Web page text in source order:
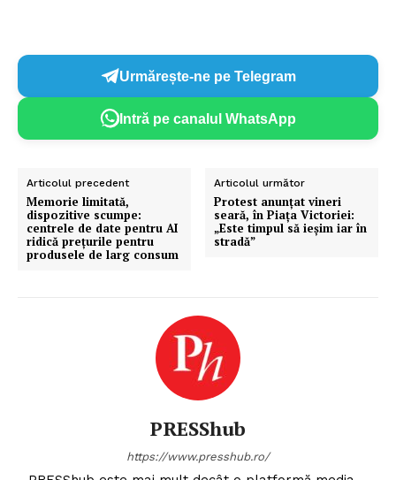
Urmărește-ne pe Telegram
Intră pe canalul WhatsApp
Articolul precedent
Memorie limitată,
dispozitive scumpe:
centrele de date pentru AI
ridică prețurile pentru
produsele de larg consum
Articolul următor
Protest anunțat vineri
seară, în Piața Victoriei:
„Este timpul să ieșim iar în
stradă”
PRESShub
https://www.presshub.ro/